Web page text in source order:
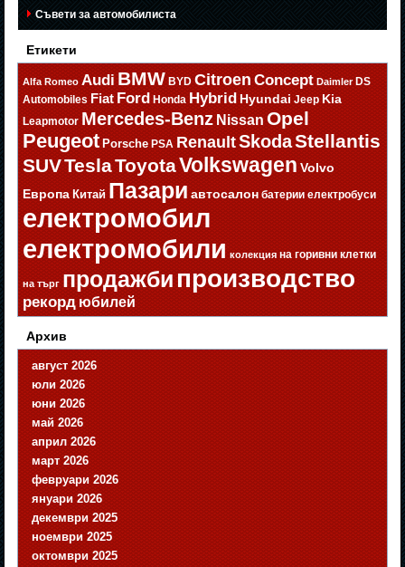
Съвети за автомобилиста
Етикети
Alfa Romeo Audi BMW BYD Citroen Concept Daimler DS
Automobiles Fiat Ford Honda Hybrid Hyundai Jeep Kia
Leapmotor Mercedes-Benz Nissan Opel
Peugeot Porsche PSA RenaultSkodaStellantis
SUVTeslaToyotaVolkswagen Volvo
Европа Китай Пазари автосалон батерии електробуси
електромобил
електромобили колекция на горивни клетки
на търг продажбипроизводство
рекорд юбилей
Архив
август 2026
юли 2026
юни 2026
май 2026
април 2026
март 2026
февруари 2026
януари 2026
декември 2025
ноември 2025
октомври 2025